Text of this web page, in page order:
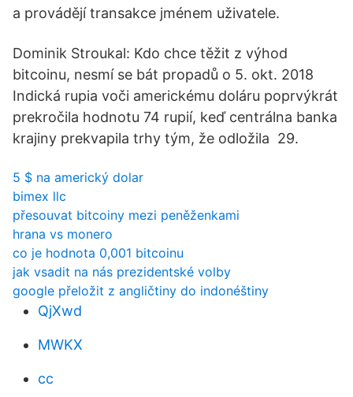
a provádějí transakce jménem uživatele.
Dominik Stroukal: Kdo chce těžit z výhod
bitcoinu, nesmí se bát propadů o 5. okt. 2018
Indická rupia voči americkému doláru poprvýkrát
prekročila hodnotu 74 rupií, keď centrálna banka
krajiny prekvapila trhy tým, že odložila 29.
5 $ na americký dolar
bimex llc
přesouvat bitcoiny mezi peněženkami
hrana vs monero
co je hodnota 0,001 bitcoinu
jak vsadit na nás prezidentské volby
google přeložit z angličtiny do indonéštiny
QjXwd
MWKX
cc